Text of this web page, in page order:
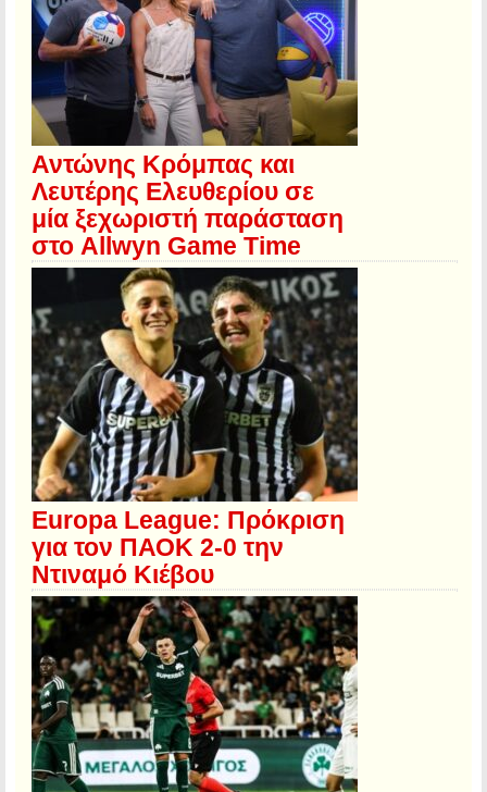
Αντώνης Κρόμπας και
Λευτέρης Ελευθερίου σε
μία ξεχωριστή παράσταση
στο Allwyn Game Time
Europa League: Πρόκριση
για τον ΠΑΟΚ 2-0 την
Ντιναμό Κιέβου